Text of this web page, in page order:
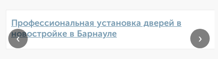
Профессиональная установка дверей в
новостройке в Барнауле
‹ ›